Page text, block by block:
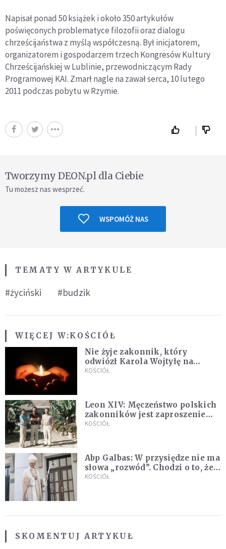
Napisał ponad 50 książek i około 350 artykułów
poświęconych problematyce filozofii oraz dialogu
chrześcijaństwa z myślą współczesną. Był inicjatorem,
organizatorem i gospodarzem trzech Kongresów Kultury
Chrześcijańskiej w Lublinie, przewodniczącym Rady
Programowej KAI. Zmarł nagle na zawał serca, 10 lutego
2011 podczas pobytu w Rzymie.
Tworzymy DEON.pl dla Ciebie
Tu możesz nas wesprzeć.
WSPOMÓŻ NAS
TEMATY W ARTYKULE
#życiński #budzik
WIĘCEJ W:KOŚCIÓŁ
Nie żyje zakonnik, który
odwiózł Karola Wojtyłę na
konklawe. Jan Paweł II nazywał
KOŚCIÓŁ
Leon XIV: Męczeństwo polskich
zakonników jest zaproszeniem
do jedności i misji całego
KOŚCIÓŁ
Abp Galbas: W przysiędze nie ma
słowa „rozwód”. Chodzi o to, że
„cię nie opuszczę”
KOŚCIÓŁ
SKOMENTUJ ARTYKUŁ